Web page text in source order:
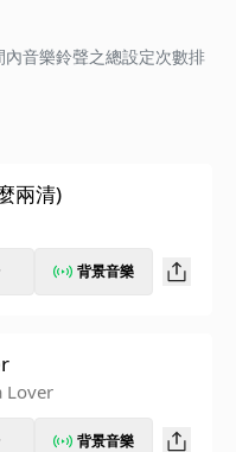
音樂鈴聲之總設定次數排
兩清)
背景音樂
Lover
背景音樂